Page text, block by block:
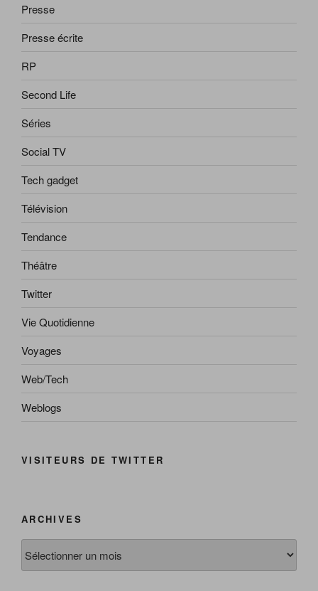
Presse
Presse écrite
RP
Second Life
Séries
Social TV
Tech gadget
Télévision
Tendance
Théâtre
Twitter
Vie Quotidienne
Voyages
Web/Tech
Weblogs
VISITEURS DE TWITTER
ARCHIVES